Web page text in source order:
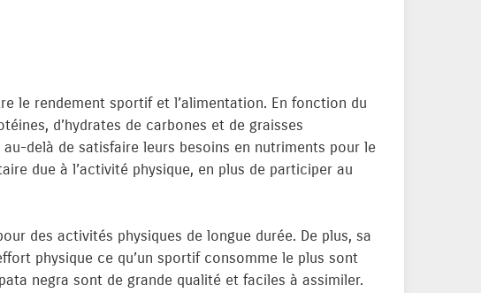
le rendement sportif et l’alimentation. En fonction du
d’hydrates de carbones et de graisses
delà de satisfaire leurs besoins en nutriments pour le
due à l’activité physique, en plus de participer au
des activités physiques de longue durée. De plus, sa
physique ce qu’un sportif consomme le plus sont
negra sont de grande qualité et faciles à assimiler.